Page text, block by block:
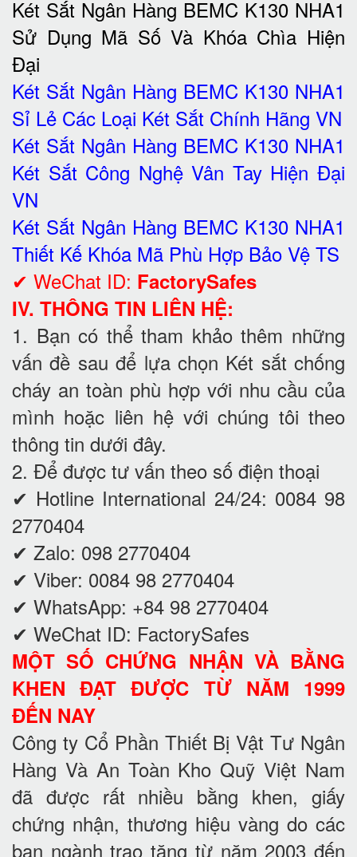
Két Sắt Ngân Hàng BEMC K130 NHA1
Sử Dụng Mã Số Và Khóa Chìa Hiện
Đại
Két Sắt Ngân Hàng BEMC K130 NHA1
Sỉ Lẻ Các Loại Két Sắt Chính Hãng VN
Két Sắt Ngân Hàng BEMC K130 NHA1
Két Sắt Công Nghệ Vân Tay Hiện Đại
VN
Két Sắt Ngân Hàng BEMC K130 NHA1
Thiết Kế Khóa Mã Phù Hợp Bảo Vệ TS
✔ WeChat ID: FactorySafes
IV. THÔNG TIN LIÊN HỆ:
1. Bạn có thể tham khảo thêm những
vấn đề sau để lựa chọn Két sắt chống
cháy an toàn phù hợp với nhu cầu của
mình hoặc liên hệ với chúng tôi theo
thông tin dưới đây.
2. Để được tư vấn theo số điện thoại
✔ Hotline International 24/24: 0084 98
2770404
✔ Zalo: 098 2770404
✔ Viber: 0084 98 2770404
✔ WhatsApp: +84 98 2770404
✔ WeChat ID: FactorySafes
MỘT SỐ CHỨNG NHẬN VÀ BẰNG
KHEN ĐẠT ĐƯỢC TỪ NĂM 1999
ĐẾN NAY
Công ty Cổ Phần Thiết Bị Vật Tư Ngân
Hàng Và An Toàn Kho Quỹ Việt Nam
đã được rất nhiều bằng khen, giấy
chứng nhận, thương hiệu vàng do các
ban ngành trao tặng từ năm 2003 đến